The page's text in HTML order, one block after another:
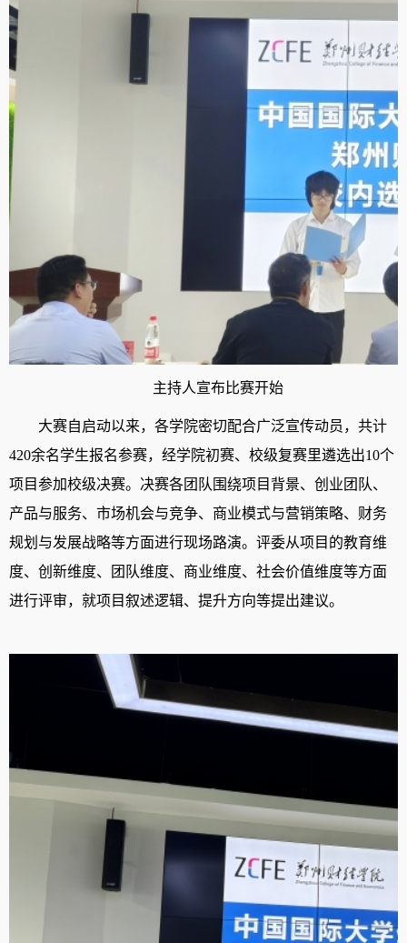
主持人宣布比赛开始
大赛自启动以来，各学院密切配合广泛宣传动员，共计
420余名学生报名参赛，经学院初赛、校级复赛里遴选出10个
项目参加校级决赛。决赛各团队围绕项目背景、创业团队、
产品与服务、市场机会与竞争、商业模式与营销策略、财务
规划与发展战略等方面进行现场路演。评委从项目的教育维
度、创新维度、团队维度、商业维度、社会价值维度等方面
进行评审，就项目叙述逻辑、提升方向等提出建议。